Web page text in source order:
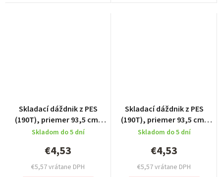
Skladací dáždnik z PES
(190T), priemer 93,5 cm,
cobalt blue
Skladom do 5 dní
€5,57 vrátane DPH
€4,53
Skladací dáždnik z PES
(190T), priemer 93,5 cm,
light blue
Skladom do 5 dní
€5,57 vrátane DPH
€4,53